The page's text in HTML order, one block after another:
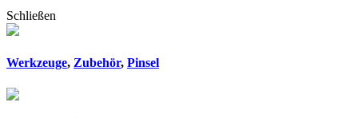
Schließen
Werkzeuge, Zubehör, Pinsel